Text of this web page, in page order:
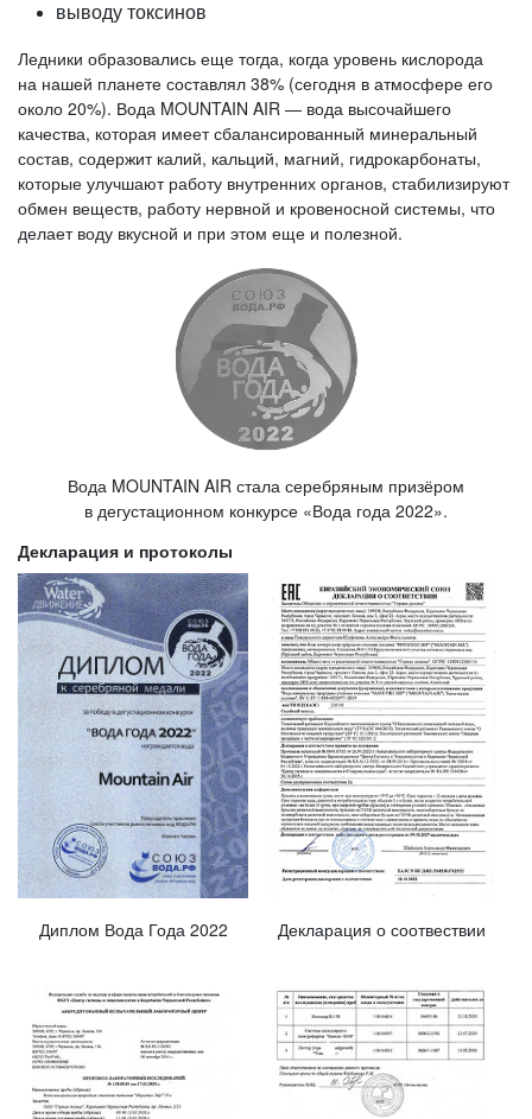
выводу токсинов
Ледники образовались еще тогда, когда уровень кислорода
на нашей планете составлял 38% (сегодня в атмосфере его
около 20%). Вода MOUNTAIN AIR — вода высочайшего
качества, которая имеет сбалансированный минеральный
состав, содержит калий, кальций, магний, гидрокарбонаты,
которые улучшают работу внутренних органов, стабилизируют
обмен веществ, работу нервной и кровеносной системы, что
делает воду вкусной и при этом еще и полезной.
Вода MOUNTAIN AIR стала серебряным призёром
в дегустационном конкурсе «Вода года 2022».
Декларация и протоколы
Диплом Вода Года 2022 Декларация о соотвествии